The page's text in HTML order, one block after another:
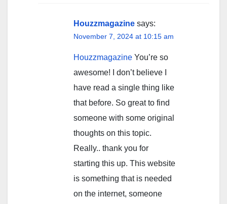
Houzzmagazine says:
November 7, 2024 at 10:15 am
Houzzmagazine You’re so
awesome! I don’t believe I
have read a single thing like
that before. So great to find
someone with some original
thoughts on this topic.
Really.. thank you for
starting this up. This website
is something that is needed
on the internet, someone